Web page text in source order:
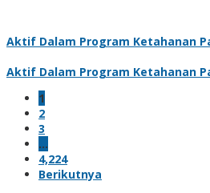
Aktif Dalam Program Ketahanan
Aktif Dalam Program Ketahanan
1
2
3
…
4,224
Berikutnya